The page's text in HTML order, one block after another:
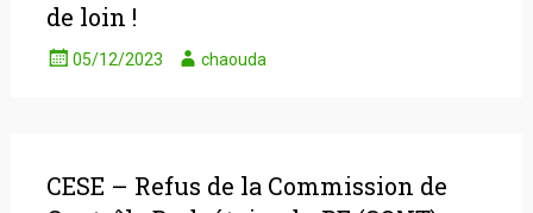
de loin !
05/12/2023 chaouda
CESE – Refus de la Commission de